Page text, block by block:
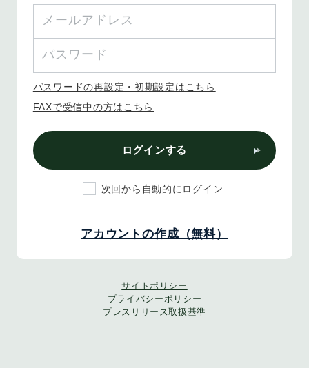
パスワードの再設定・初期設定はこちら
FAXで受信中の方はこちら
ログインする
次回から自動的にログイン
アカウントの作成（無料）
サイトポリシー
プライバシーポリシー
プレスリリース取扱基準